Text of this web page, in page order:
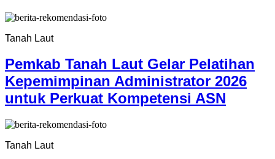
Tanah Laut
Pemkab Tanah Laut Gelar Pelatihan
Kepemimpinan Administrator 2026
untuk Perkuat Kompetensi ASN
Tanah Laut